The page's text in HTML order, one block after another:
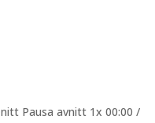
Pausa avnitt 1x 00:00 /